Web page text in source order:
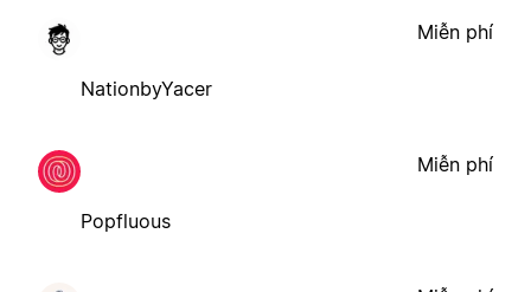
NationbyYacer
Miễn phí
Popfluous
Miễn phí